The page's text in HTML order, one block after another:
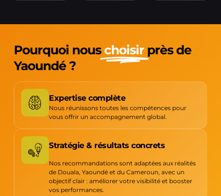
Pourquoi nouschoisir près de
Yaoundé ?
Expertise complète
Nous réunissons toutes les compétences pour
vous offrir un accompagnement global.
Stratégie & résultats concrets
Nos recommandations sont adaptées aux réalités
de Douala, Yaoundé et du Cameroun, avec un
objectif clair : améliorer votre visibilité et booster
vos performances.